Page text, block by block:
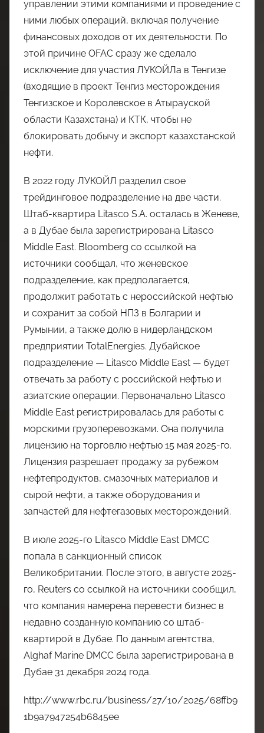
управлении этими компаниями и проведение с
ними любых операций, включая получение
финансовых доходов от их деятельности. По
этой причине OFAC сразу же сделало
исключение для участия ЛУКОЙЛа в Тенгизе
(входящие в проект Тенгиз месторождения
Тенгизское и Королевское в Атырауской
области Казахстана) и КТК, чтобы не
блокировать добычу и экспорт казахстанской
нефти.
В 2022 году ЛУКОЙЛ разделил свое
трейдинговое подразделение на две части.
Штаб-квартира Litasco S.A. осталась в Женеве,
а в Дубае была зарегистрирована Litasco
Middle East. Bloomberg со ссылкой на
источники сообщал, что женевское
подразделение, как предполагается,
продолжит работать с нероссийской нефтью
и сохранит за собой НПЗ в Болгарии и
Румынии, а также долю в нидерландском
предприятии TotalEnergies. Дубайское
подразделение — Litasco Middle East — будет
отвечать за работу с российской нефтью и
азиатские операции. Первоначально Litasco
Middle East регистрировалась для работы с
морскими грузоперевозками. Она получила
лицензию на торговлю нефтью 15 мая 2025-го.
Лицензия разрешает продажу за рубежом
нефтепродуктов, смазочных материалов и
сырой нефти, а также оборудования и
запчастей для нефтегазовых месторождений.
В июле 2025-го Litasco Middle East DMCC
попала в санкционный список
Великобритании. После этого, в августе 2025-
го, Reuters со ссылкой на источники сообщил,
что компания намерена перевести бизнес в
недавно созданную компанию со штаб-
квартирой в Дубае. По данным агентства,
Alghaf Marine DMCC была зарегистрирована в
Дубае 31 декабря 2024 года.
http://www.rbc.ru/business/27/10/2025/68ffb9
1b9a7947254b6845ee